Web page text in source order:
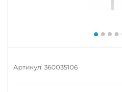
Артикул: 360035106